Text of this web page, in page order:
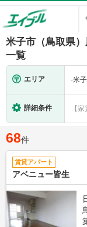
米子市（鳥取県
一覧
エリア -米
詳細条件 【
68件
賃貸アパート
アベニュー皆生